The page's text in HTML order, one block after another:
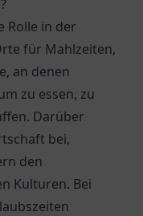
Rolle in der
für Mahlzeiten,
an denen
zu essen, zu
Darüber
bei,
den
Kulturen. Bei